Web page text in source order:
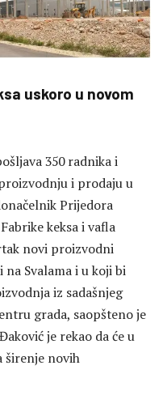
uskoro u novom
350 radnika i
i prodaju u
Prijedora
keksa i vafla
novi proizvodni
Svalama i u koji bi
iz sadašnjeg
grada, saopšteno je
je rekao da će u
širenje novih